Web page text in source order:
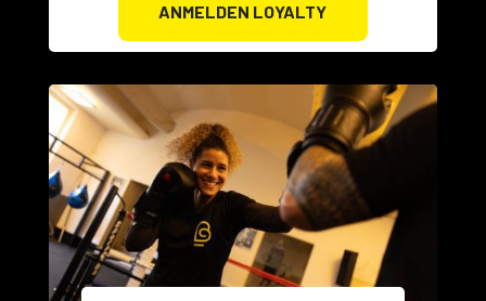
ANMELDEN LOYALTY